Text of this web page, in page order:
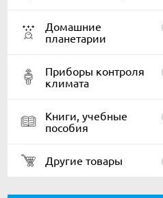
Домашние
планетарии
Приборы контроля
климата
Книги, учебные
пособия
Другие товары